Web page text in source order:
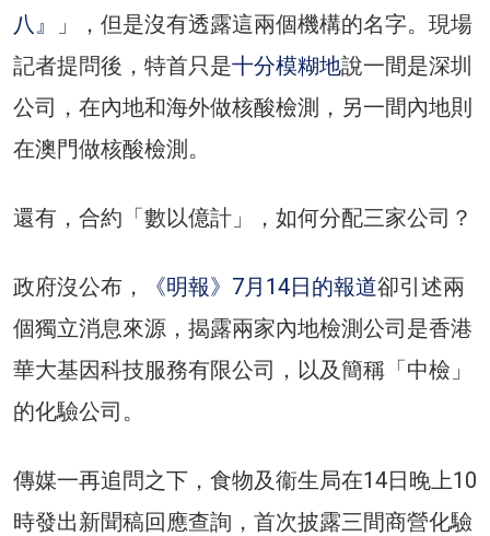
八』
」，但是沒有透露這兩個機構的名字。現場
記者提問後，特首只是十分模糊地說一間是深圳
公司，在內地和海外做核酸檢測，另一間內地則
在澳門做核酸檢測。
還有，合約「數以億計」，如何分配三家公司？
政府沒公布， 《明報》7月14日的報道卻引述兩
個獨立消息來源，揭露兩家內地檢測公司是香港
華大基因科技服務有限公司，以及簡稱「中檢」
的化驗公司。
傳媒一再追問之下，食物及衞生局在14日晚上10
時發出新聞稿回應查詢，首次披露三間商營化驗